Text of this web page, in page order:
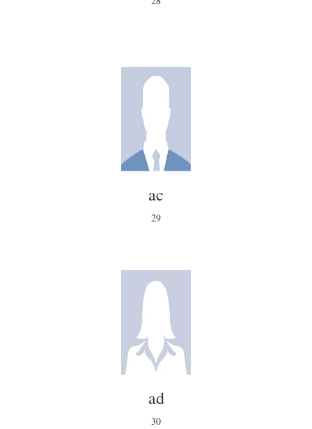
ac
29
ad
30